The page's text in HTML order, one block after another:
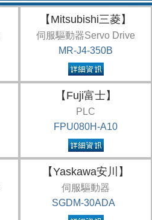
【Mitsubishi三菱】
伺服驅動器Servo Drive
MR-J4-350B
【Fuji富士】
PLC
FPU080H-A10
【Yaskawa安川】
伺服驅動器
SGDM-30ADA